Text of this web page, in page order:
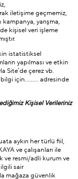
iletişime geçmemiz,
yarışma,
kişisel veri işleme
istatistiksel
yapılması ve etkin
Site’de çerez vb.
bilgi için……… adresinde
Kişisel Verileriniz
aykırı her türlü fiil,
ve çalışanları ile
ve resmi/adli kurum ve
sair
mağaza güvenlik